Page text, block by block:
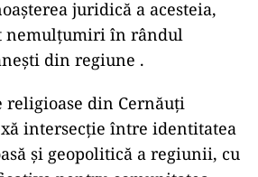
juridică a acesteia,
nemulțumiri în rândul
din regiune .
din Cernăuți
intersecție între identitatea
și geopolitică a regiunii, cu